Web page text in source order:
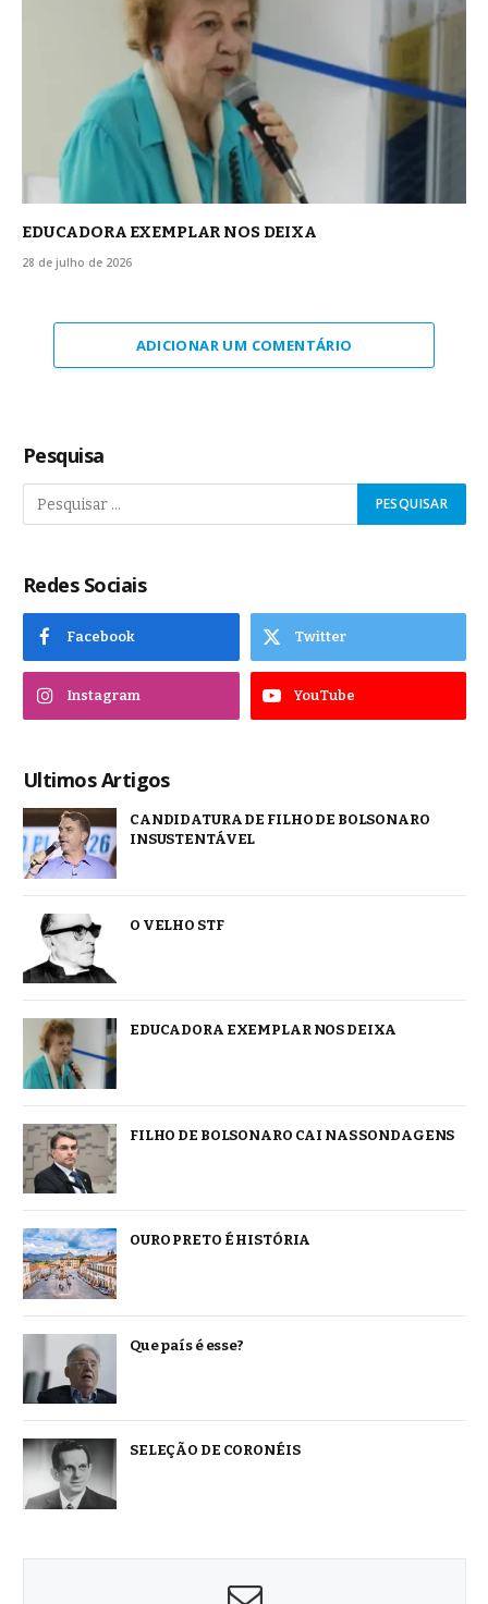
EDUCADORA EXEMPLAR NOS DEIXA
28 de julho de 2026
ADICIONAR UM COMENTÁRIO
Pesquisa
Redes Sociais
Facebook Twitter
Instagram YouTube
Ultimos Artigos
CANDIDATURA DE FILHO DE BOLSONARO
INSUSTENTÁVEL
O VELHO STF
EDUCADORA EXEMPLAR NOS DEIXA
FILHO DE BOLSONARO CAI NAS SONDAGENS
OURO PRETO É HISTÓRIA
Que país é esse?
SELEÇÃO DE CORONÉIS